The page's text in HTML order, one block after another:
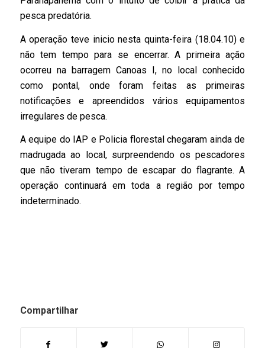
pesca predatória.
A operação teve inicio nesta quinta-feira (18.04.10) e
não tem tempo para se encerrar. A primeira ação
ocorreu na barragem Canoas I, no local conhecido
como pontal, onde foram feitas as primeiras
notificações e apreendidos vários equipamentos
irregulares de pesca.
A equipe do IAP e Policia florestal chegaram ainda de
madrugada ao local, surpreendendo os pescadores
que não tiveram tempo de escapar do flagrante. A
operação continuará em toda a região por tempo
indeterminado.
Compartilhar